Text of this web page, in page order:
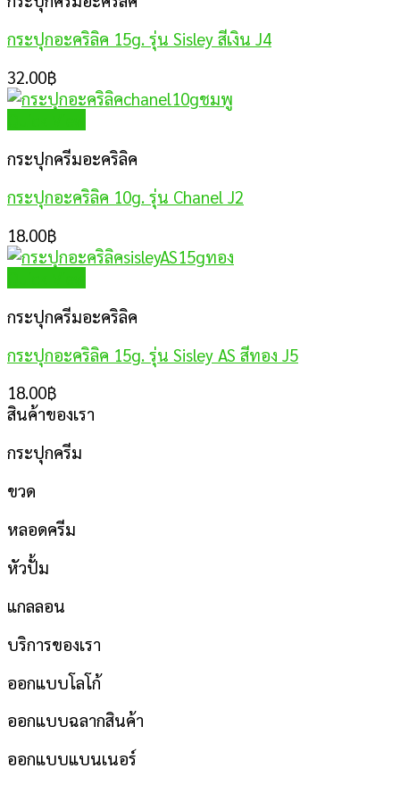
กระปุกอะคริลิค 15g. รุ่น Sisley สีเงิน J4
32.00฿
กระปุกครีมอะคริลิค
กระปุกอะคริลิค 10g. รุ่น Chanel J2
18.00฿
กระปุกครีมอะคริลิค
กระปุกอะคริลิค 15g. รุ่น Sisley AS สีทอง J5
18.00฿
สินค้าของเรา
กระปุกครีม
ขวด
หลอดครีม
หัวปั้ม
แกลลอน
บริการของเรา
ออกแบบโลโก้
ออกแบบฉลากสินค้า
ออกแบบแบนเนอร์